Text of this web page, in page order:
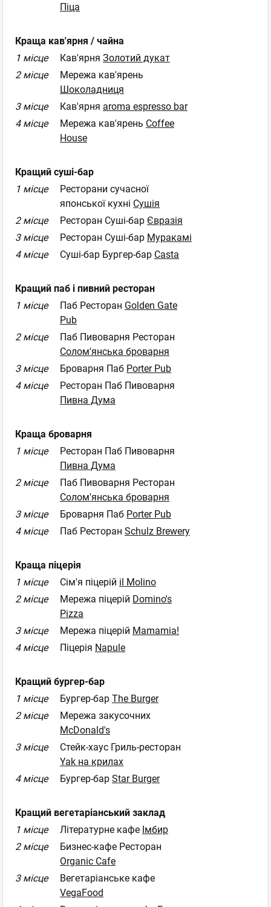
Піца
Краща кав'ярня / чайна
1 місце
Кав'ярня Золотий дукат
2 місце
Мережа кав'ярень
Шоколадниця
3 місце
Кав'ярня aroma espresso bar
4 місце
Мережа кав'ярень Coffee
House
Кращий суші-бар
1 місце
Ресторани сучасної
японської кухні Сушія
2 місце
Ресторан Суші-бар Євразія
3 місце
Ресторан Суші-бар Муракамі
4 місце
Суші-бар Бургер-бар Casta
Кращий паб і пивний ресторан
1 місце
Паб Ресторан Golden Gate
Pub
2 місце
Паб Пивоварня Ресторан
Солом'янська броварня
3 місце
Броварня Паб Porter Pub
4 місце
Ресторан Паб Пивоварня
Пивна Дума
Краща броварня
1 місце
Ресторан Паб Пивоварня
Пивна Дума
2 місце
Паб Пивоварня Ресторан
Солом'янська броварня
3 місце
Броварня Паб Porter Pub
4 місце
Паб Ресторан Schulz Brewery
Краща піцерія
1 місце
Сім'я піцерій il Molino
2 місце
Мережа піцерій Domino's
Pizza
3 місце
Мережа піцерій Mamamia!
4 місце
Піцерія Napule
Кращий бургер-бар
1 місце
Бургер-бар The Burger
2 місце
Мережа закусочних
McDonald's
3 місце
Стейк-хаус Гриль-ресторан
Yak на крилах
4 місце
Бургер-бар Star Burger
Кращий вегетаріанський заклад
1 місце
Літературне кафе Імбир
2 місце
Бизнес-кафе Ресторан
Organic Cafe
3 місце
Вегетаріанське кафе
VegaFood